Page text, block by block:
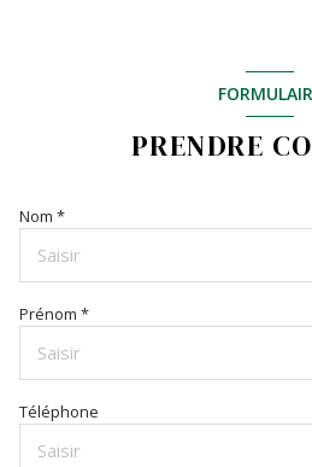
PRENDRE
Nom *
Prénom *
Téléphone